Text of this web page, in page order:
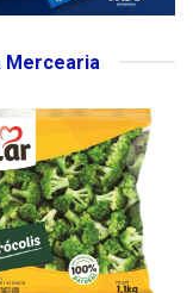
Mercearia